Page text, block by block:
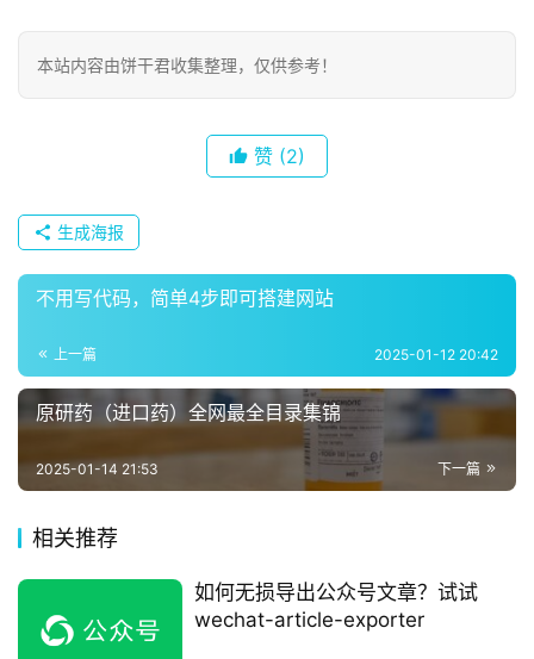
本站内容由饼干君收集整理，仅供参考！
赞 (2)
生成海报
不用写代码，简单4步即可搭建网站
上一篇 2025-01-12 20:42
原研药（进口药）全网最全目录集锦
下一篇
2025-01-14 21:53
相关推荐
如何无损导出公众号文章？试试
wechat-article-exporter